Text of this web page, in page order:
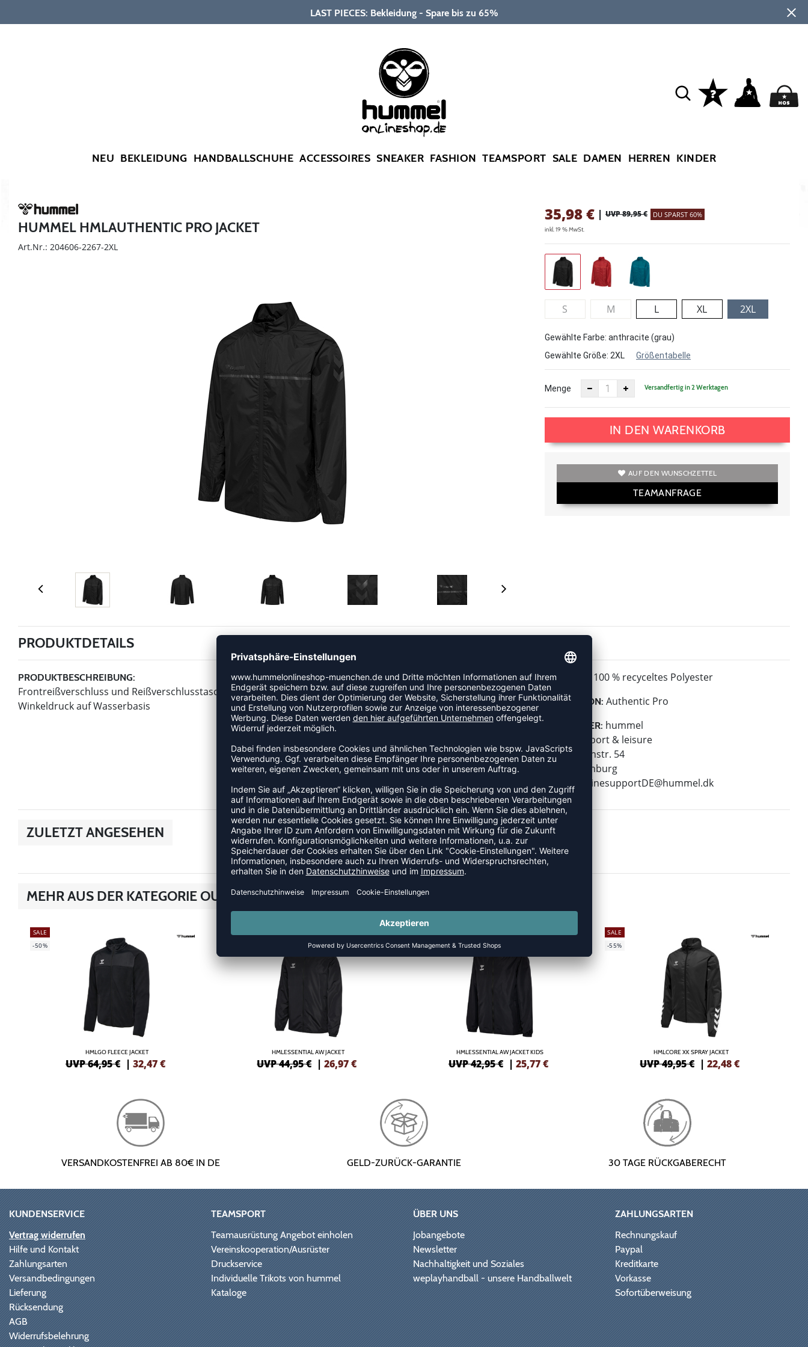
LAST PIECES: Bekleidung - Spare bis zu 65%
NEU BEKLEIDUNG HANDBALLSCHUHE ACCESSOIRES SNEAKER FASHION TEAMSPORT SALE DAMEN HERREN KINDER
HUMMEL HMLAUTHENTIC PRO JACKET
Art.Nr.: 204606-2267-2XL
35,98€ | UVP 89,95 € DU SPARST 60%
inkl. 19 % MwSt.
S M L XL 2XL
Gewählte Farbe: anthracite (grau)
Gewählte Größe: 2XL Größentabelle
Menge Versandfertig in 2 Werktagen
IN DEN WARENKORB
AUF DEN WUNSCHZETTEL
TEAMANFRAGE
PRODUKTDETAILS
PRODUKTBESCHREIBUNG:
Frontreißverschluss und Reißverschlusstaschen ;Bündchen und Saum mit elastischem Einsatz;Logo- und
Winkeldruck auf Wasserbasis
MATERIAL: 100 % recyceltes Polyester
KOLLEKTION: Authentic Pro
HERSTELLER: hummel
hummel sport & leisure
Leverkusenstr. 54
22761 Hamburg
E-Mail:
onlinesupportDE@hummel.dk
ZULETZT ANGESEHEN
MEHR AUS DER KATEGORIE OUTDOOR JACKEN
SALE
-50%
HMLGO FLEECE JACKET
UVP 64,95 € | 32,47€
SALE
HMLESSENTIAL AW JACKET
UVP 44,95 € |26,97€
-40%
HMLESSENTIAL AW JACKET KIDS
UVP 42,95 € | 25,77€
SALE
-55%
HMLCORE XK SPRAY JACKET
UVP 49,95 € |22,48€
VERSANDKOSTENFREI AB 80€ IN DE GELD-ZURÜCK-GARANTIE 30 TAGE RÜCKGABERECHT
KUNDENSERVICE
Vertrag widerrufen
Hilfe und Kontakt
Zahlungsarten
Versandbedingungen
Lieferung
Rücksendung
AGB
Widerrufsbelehrung
TEAMSPORT
Teamausrüstung Angebot einholen
Vereinskooperation/Ausrüster
Druckservice
Individuelle Trikots von hummel
Kataloge
ÜBER UNS
Jobangebote
Newsletter
Nachhaltigkeit und Soziales
weplayhandball - unsere Handballwelt
ZAHLUNGSARTEN
Rechnungskauf
Paypal
Kreditkarte
Vorkasse
Sofortüberweisung